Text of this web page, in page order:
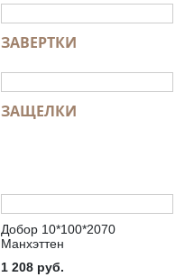
ЗАВЕРТКИ
ЗАЩЕЛКИ
Добор 10*100*2070
Манхэттен
1 208 руб.